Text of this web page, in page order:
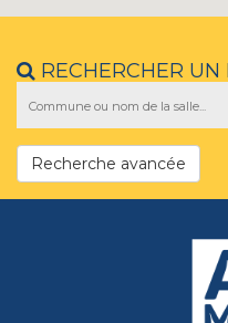
RECHERCHER UN
Recherche avancée